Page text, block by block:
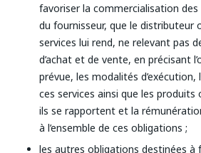
favoriser la commercialisation
du fournisseur, que le distributeur
services lui rend, ne relevant pas
d’achat et de vente, en précisant
prévue, les modalités
ces services ainsi que les produits
ils se rapportent et la
à l’ensemble de ces obligations ;
les autres obligations destinées à